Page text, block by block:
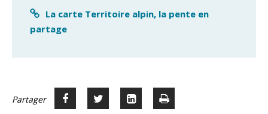
La carte Territoire alpin, la pente en
partage
Partager Partager
Partager
Voir
Imprimer